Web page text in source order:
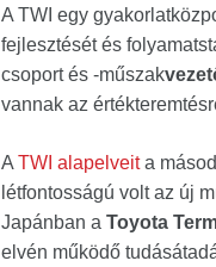
A TWI egy
fejlesztését és
csoport és -műszak
vannak az
A TWI alapelveita
létfontosságú volt az új
Japánban a Toyota
elvén működő